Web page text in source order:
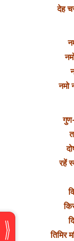
देह
नमो
रहें
तिमिर